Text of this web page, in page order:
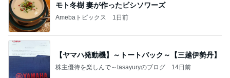
モト冬樹 妻が作ったビシソワーズ
Amebaトピックス 1日前
【ヤマハ発動機】～トートバック～【三越伊勢丹】
株主優待を楽しんで～tasayuryのブログ 14日前